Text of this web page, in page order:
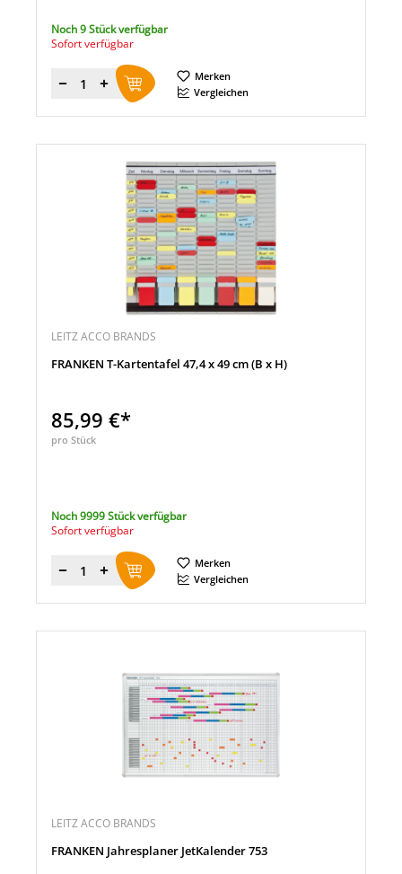
Noch 9 Stück verfügbar
Sofort verfügbar
Menge
Merken
Vergleichen
LEITZ ACCO BRANDS
FRANKEN T-Kartentafel 47,4 x 49 cm (B x H)
85,99 €*
pro Stück
Noch 9999 Stück verfügbar
Sofort verfügbar
Menge
Merken
Vergleichen
LEITZ ACCO BRANDS
FRANKEN Jahresplaner JetKalender 753